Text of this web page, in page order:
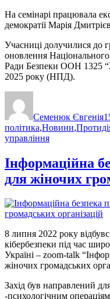
На семінарі працювала
демократії Марія
Учасниці долучилися до
оновлення
Ради Безпеки ООН 1325
2025 року (НПД).
Семенюк Євгенія
політика,Новини,
управління
Інформаційна
для жіночих
8 липня 2022 року
кібербезпеки під час
Україні – zoom-talk
жіночих громадських
Захід був направлений
-психологічним